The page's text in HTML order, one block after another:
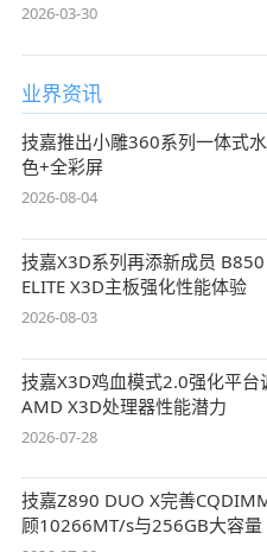
2026-03-30
业界资讯
技嘉推出小雕360系列一体式
色+全彩屏
2026-08-04
技嘉X3D系列再添新成员 B850
ELITE X3D主板强化性能体验
2026-08-03
技嘉X3D鸡血模式2.0强化平台
AMD X3D处理器性能潜力
2026-07-28
技嘉Z890 DUO X完善
顾10266MT/s与256GB大容量